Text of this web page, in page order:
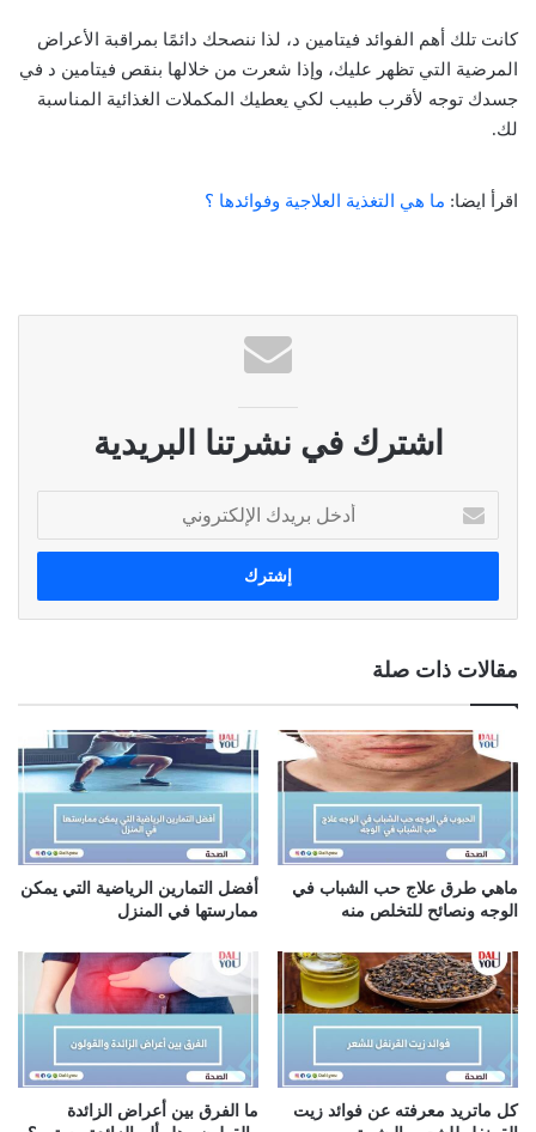
كانت تلك أهم الفوائد فيتامين د، لذا ننصحك دائمًا بمراقبة الأعراض
المرضية التي تظهر عليك، وإذا شعرت من خلالها بنقص فيتامين د في
جسدك توجه لأقرب طبيب لكي يعطيك المكملات الغذائية المناسبة
لك.
اقرأ ايضا: ما هي التغذية العلاجية وفوائدها ؟
اشترك في نشرتنا البريدية
خ
ب
د
ك
إ
ت
و
ي
مقالات ذات صلة
ماهي طرق علاج حب الشباب في
الوجه ونصائح للتخلص منه
أفضل التمارين الرياضية التي يمكن
ممارستها في المنزل
كل ماتريد معرفته عن فوائد زيت
ما الفرق بين أعراض الزائدة